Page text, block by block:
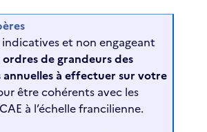
et non engageant
ordres de grandeurs des
à effectuer sur votre
être cohérents avec les
à l’échelle francilienne.